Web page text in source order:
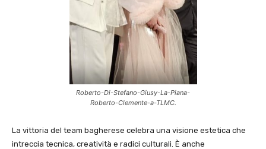
Roberto-Di-Stefano-Giusy-La-Piana-
Roberto-Clemente-a-TLMC.
La vittoria del team bagherese celebra una visione estetica che
intreccia tecnica, creatività e radici culturali. È anche